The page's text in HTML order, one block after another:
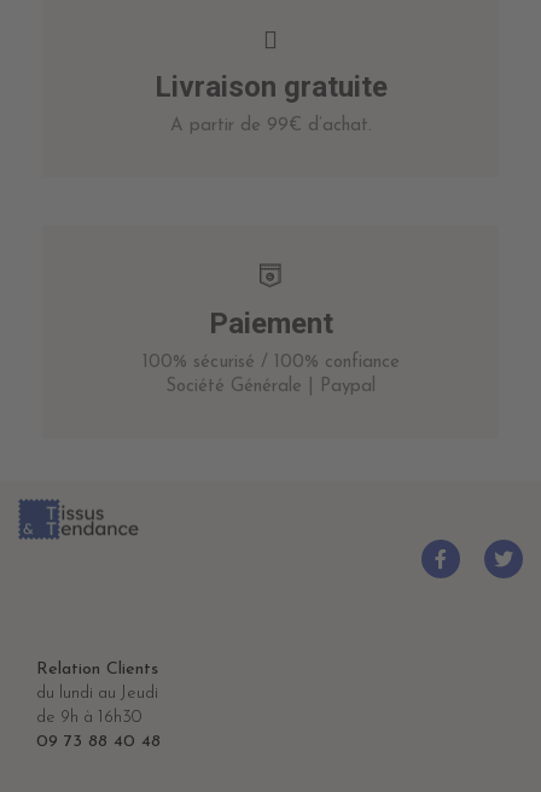
Livraison gratuite
A partir de 99€ d’achat.
Paiement
100% sécurisé / 100% confiance
Société Générale | Paypal
Relation Clients
du lundi au Jeudi
de 9h à 16h30
09 73 88 40 48